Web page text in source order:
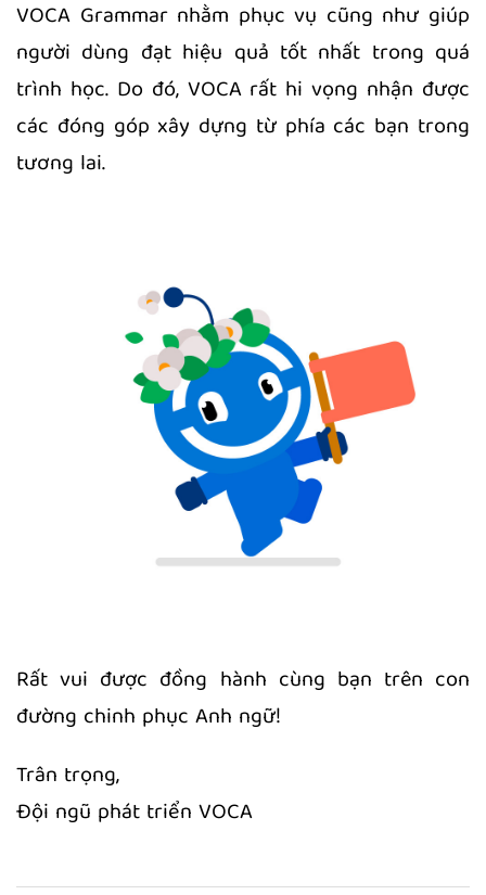
VOCA Grammar nhằm phục vụ cũng như giúp
người dùng đạt hiệu quả tốt nhất trong quá
trình học. Do đó, VOCA rất hi vọng nhận được
các đóng góp xây dựng từ phía các bạn trong
tương lai.
Rất vui được đồng hành cùng bạn trên con
đường chinh phục Anh ngữ!
Trân trọng,
Đội ngũ phát triển VOCA